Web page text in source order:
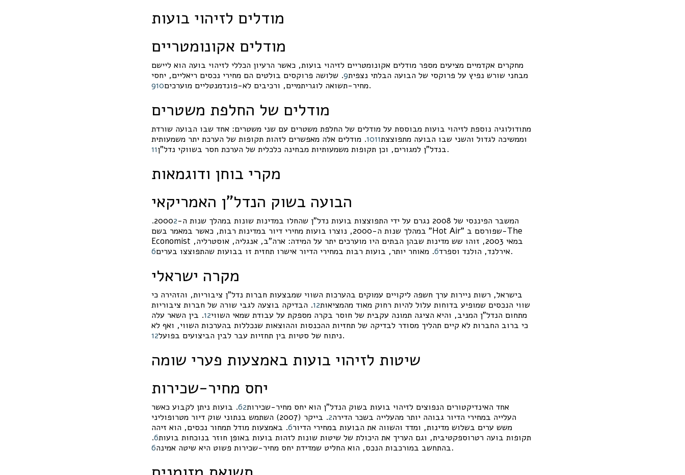
מודלים לזיהוי בועות
מודלים אקונומטריים
מחקרים אקדמיים מציעים מספר מודלים אקונומטריים לזיהוי בועות, כאשר הרעיון הכללי לזיהוי בועה הוא ליישם
מבחני שורש נפיץ על פרוקסי של הבועה הבלתי נצפית9. שלושה פרוקסים בולטים הם מחירי נכסים ריאליים, יחסי
מחיר-תשואה לוגריתמיים, ורכיבים לא-פונדמנטליים מוערכים
910 .
מודלים של החלפת משטרים
מתודולוגיה נוספת לזיהוי בועות מבוססת על מודלים של החלפת משטרים עם שני משטרים: אחד שבו הבועה שורדת
וממשיכה לגדול והשני שבו הבועה מתפוצצת 1011
. מודלים אלה מאפשרים לזהות תקופות של הערכת יתר משמעותית
בנדל"ן למגורים, וכן תקופות משמעותיות מבחינה כלכלית של הערכת חסר בשווקי נדל"ן11 .
מקרי בוחן ודוגמאות
הבועה בשוק הנדל"ן האמריקאי
המשבר הפיננסי של 2008 נגרם על ידי התפוצצות בועות נדל"ן שהחלו במדינות שונות במהלך שנות ה-2000 2
.
במהלך שנות ה-2000, נוצרו בועות מחירי דיור במדינות רבות, כאשר במאמר בשם "Hot Air" שפורסם ב-The
Economist במאי 2003, זוהו שש מדינות שבהן הבתים היו מוערכים יתר על המידה: ארה"ב, אנגליה, אוסטרליה,
אירלנד, הולנד וספרד6. מאוחר יותר, בועות רבות במחירי הדיור אישרו תחזית זו בבועות שהתפוצצו בערים6 .
מקרה ישראלי
בישראל, רשות ניירות ערך חשפה ליקויים עמוקים בהערכות השווי שמבצעות חברות נדל"ן ציבוריות, והזהירה כי
שווי הנכסים שמופיע בדוחות עלול להיות רחוק מאוד מהמציאות12. הבדיקה בוצעה לגבי שורה של חברות ציבוריות
מתחום הנדל"ן המניב, והיא הציגה תמונה עקבית של חוסר בקרה מספקת על עבודת שמאי השווי12. בין השאר עלה
כי ברוב החברות לא קיים תהליך מסודר לבדיקה של תחזיות ההכנסות וההוצאות שנכללות בהערכות השווי, ואף לא
ניתוח של סטיות בין תחזיות עבר לבין הביצועים בפועל12 .
שיטות לזיהוי בועות באמצעות פערי שומה
יחס מחיר-שכירות
אחד האינדיקטורים הנפוצים לזיהוי בועות בשוק הנדל"ן הוא יחס מחיר-שכירות 62 . בועות ניתן לקבוע כאשר
העלייה במחירי הדיור גבוהה יותר מהעלייה בשכר הדירה2
. בייקר (2007) השתמש בנתוני שוק דיור מטרופוליני
משש ערים בשלוש מדינות, ומדד והשווה את הבועות במחירי הדיור6. באמצעות מודל תמחור נכסים, הוא זיהה
תקופות בועה רטרוספקטיבית, וגם העריך את היכולת של שיטות שונות לזהות בועות באופן חוזר בנוכחות בועות6
.
בהתחשב במורכבות הנכס, הוא החליט שמדידת יחס מחיר-שכירות פשוט היא שיטה אמינה6 .